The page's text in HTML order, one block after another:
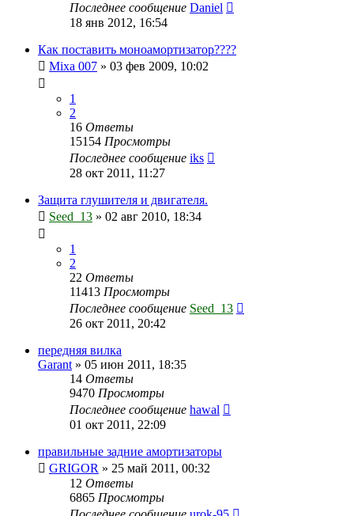
Последнее сообщение Daniel
18 янв 2012, 16:54
Как поставить моноамортизатор????
Mixa 007 » 03 фев 2009, 10:02
1
2
16 Ответы
15154 Просмотры
Последнее сообщение iks
28 окт 2011, 11:27
Защита глушителя и двигателя.
Seed_13 » 02 авг 2010, 18:34
1
2
22 Ответы
11413 Просмотры
Последнее сообщение Seed_13
26 окт 2011, 20:42
передняя вилка
Garant » 05 июн 2011, 18:35
14 Ответы
9470 Просмотры
Последнее сообщение hawal
01 окт 2011, 22:09
правильные задние амортизаторы
GRIGOR » 25 май 2011, 00:32
12 Ответы
6865 Просмотры